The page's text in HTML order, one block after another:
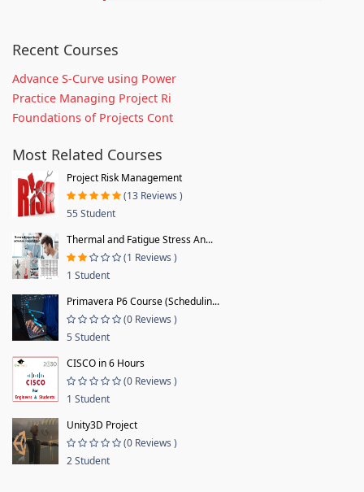
Recent Courses
Advance S-Curve using Power
Practice Managing Project Ri
Foundations of Projects Cont
Most Related Courses
Project Risk Management
(13 Reviews )
55 Student
Thermal and Fatigue Stress An...
(1 Reviews )
1 Student
Primavera P6 Course (Schedulin...
(0 Reviews )
5 Student
CISCO in 6 Hours
(0 Reviews )
1 Student
Unity3D Project
(0 Reviews )
2 Student